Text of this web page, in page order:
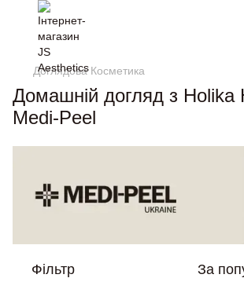
Доглядова Косметика
Домашній догляд з Holika
Medi-Peel
Фільтр За